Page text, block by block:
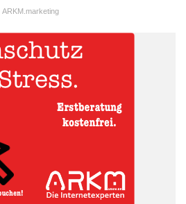
ARKM.marketing